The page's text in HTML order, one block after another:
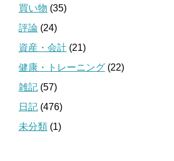
買い物 (35)
評論 (24)
資産・会計 (21)
健康・トレーニング (22)
雑記 (57)
日記 (476)
未分類 (1)